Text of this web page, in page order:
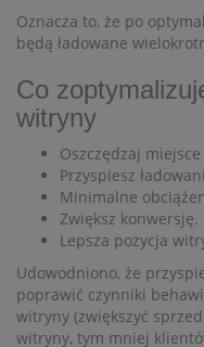
Oznacza to, że po
będą ładowane
Co
witryny
Oszczędzaj
Przyspiesz
Minimalne
Zwiększ konwersję.
Lepsza pozycja
Udowodniono, że
poprawić czynniki
witryny (zwiększyć
witryny, tym mniej